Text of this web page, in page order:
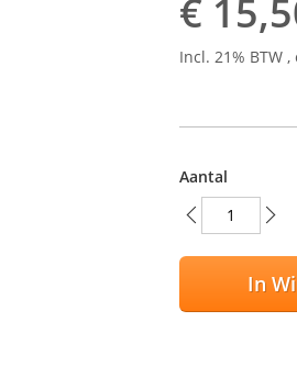
€
Incl. 21% BTW,
Aantal
In